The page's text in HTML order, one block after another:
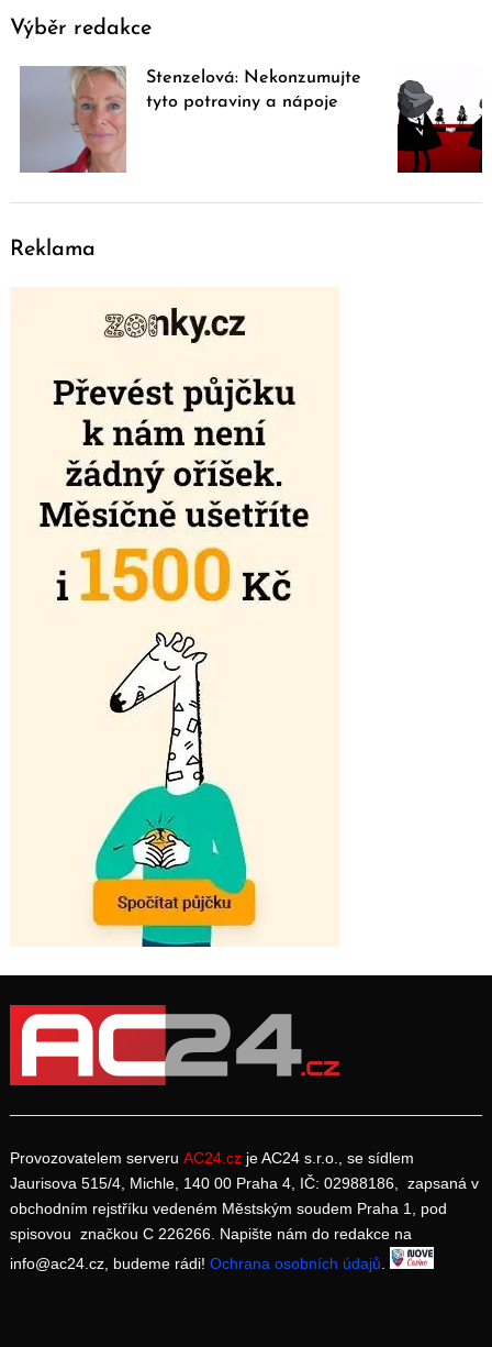
Výběr redakce
Stenzelová: Nekonzumujte
tyto potraviny a nápoje
Reklama
Provozovatelem serveru AC24.cz je AC24 s.r.o., se sídlem
Jaurisova 515/4, Michle, 140 00 Praha 4, IČ: 02988186, zapsaná v
obchodním rejstříku vedeném Městským soudem Praha 1, pod
spisovou značkou C 226266. Napište nám do redakce na
info@ac24.cz, budeme rádi! Ochrana osobních údajů